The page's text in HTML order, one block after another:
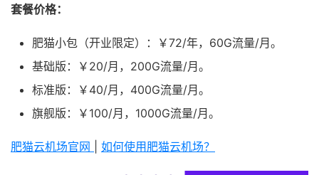
套餐价格：
肥猫小包（开业限定）：￥72/年，60G流量/月。
基础版：￥20/月，200G流量/月。
标准版：￥40/月，400G流量/月。
旗舰版：￥100/月，1000G流量/月。
肥猫云机场官网 如何使用肥猫云机场？